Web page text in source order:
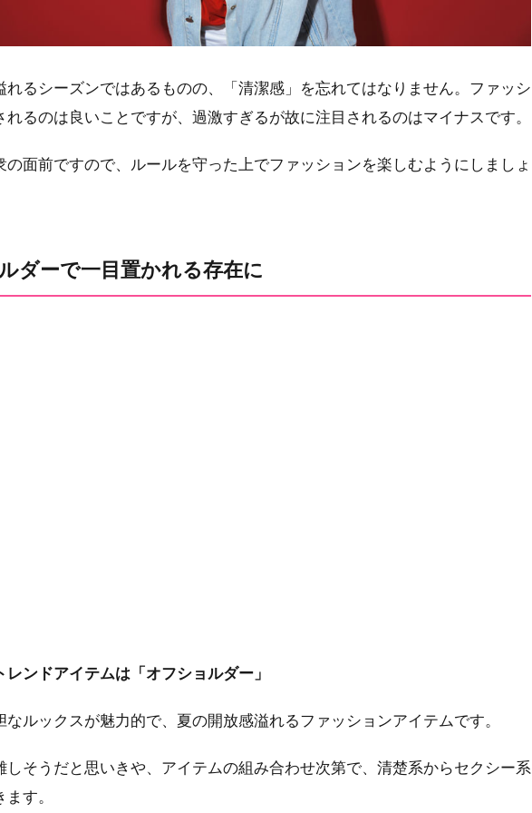
れるシーズンではあるものの、「清潔感」を忘れてはなりません。ファッシ
れるのは良いことですが、過激すぎるが故に注目されるのはマイナスです。
の面前ですので、ルールを守った上でファッションを楽しむようにしましょ
ダーで一目置かれる存在に
レンドアイテムは「オフショルダー」
なルックスが魅力的で、夏の開放感溢れるファッションアイテムです。
しそうだと思いきや、アイテムの組み合わせ次第で、清楚系からセクシー系
す。